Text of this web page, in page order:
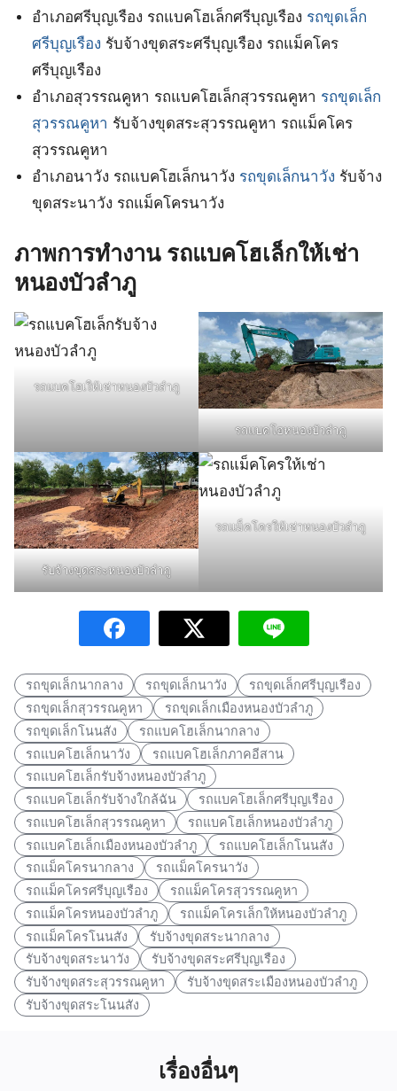
อำเภอศรีบุญเรือง รถแบคโฮเล็กศรีบุญเรือง รถขุดเล็ก
ศรีบุญเรือง รับจ้างขุดสระศรีบุญเรือง รถแม็คโคร
ศรีบุญเรือง
อำเภอสุวรรณคูหา รถแบคโฮเล็กสุวรรณคูหา รถขุดเล็ก
สุวรรณคูหา รับจ้างขุดสระสุวรรณคูหา รถแม็คโคร
สุวรรณคูหา
อำเภอนาวัง รถแบคโฮเล็กนาวัง รถขุดเล็กนาวัง รับจ้าง
ขุดสระนาวัง รถแม็คโครนาวัง
ภาพการทำงาน รถแบคโฮเล็กให้เช่า
หนองบัวลำภู
รถแบคโฮเให้เช่าหนองบัวลำภู
รถแบคโฮหนองบัวลำภู
รับจ้างขุดสระหนองบัวลำภู
รถแม็คโครให้เช่าหนองบัวลำภู
รถขุดเล็กนากลาง รถขุดเล็กนาวัง
รถขุดเล็กศรีบุญเรือง
รถขุดเล็กสุวรรณคูหา
รถขุดเล็กเมืองหนองบัวลำภู
รถขุดเล็กโนนสัง
รถแบคโฮเล็กนากลาง
รถแบคโฮเล็กนาวัง
รถแบคโฮเล็กภาคอีสาน
รถแบคโฮเล็กรับจ้างหนองบัวลำภู
รถแบคโฮเล็กรับจ้างใกล้ฉัน
รถแบคโฮเล็กศรีบุญเรือง
รถแบคโฮเล็กสุวรรณคูหา
รถแบคโฮเล็กหนองบัวลำภู
รถแบคโฮเล็กเมืองหนองบัวลำภู
รถแบคโฮเล็กโนนสัง
รถแม็คโครนากลาง
รถแม็คโครนาวัง
รถแม็คโครศรีบุญเรือง
รถแม็คโครสุวรรณคูหา
รถแม็คโครหนองบัวลำภู
รถแม็คโครเล็กให้หนองบัวลำภู
รถแม็คโครโนนสัง
รับจ้างขุดสระนากลาง
รับจ้างขุดสระนาวัง
รับจ้างขุดสระศรีบุญเรือง
รับจ้างขุดสระสุวรรณคูหา
รับจ้างขุดสระเมืองหนองบัวลำภู
รับจ้างขุดสระโนนสัง
เรื่องอื่นๆ